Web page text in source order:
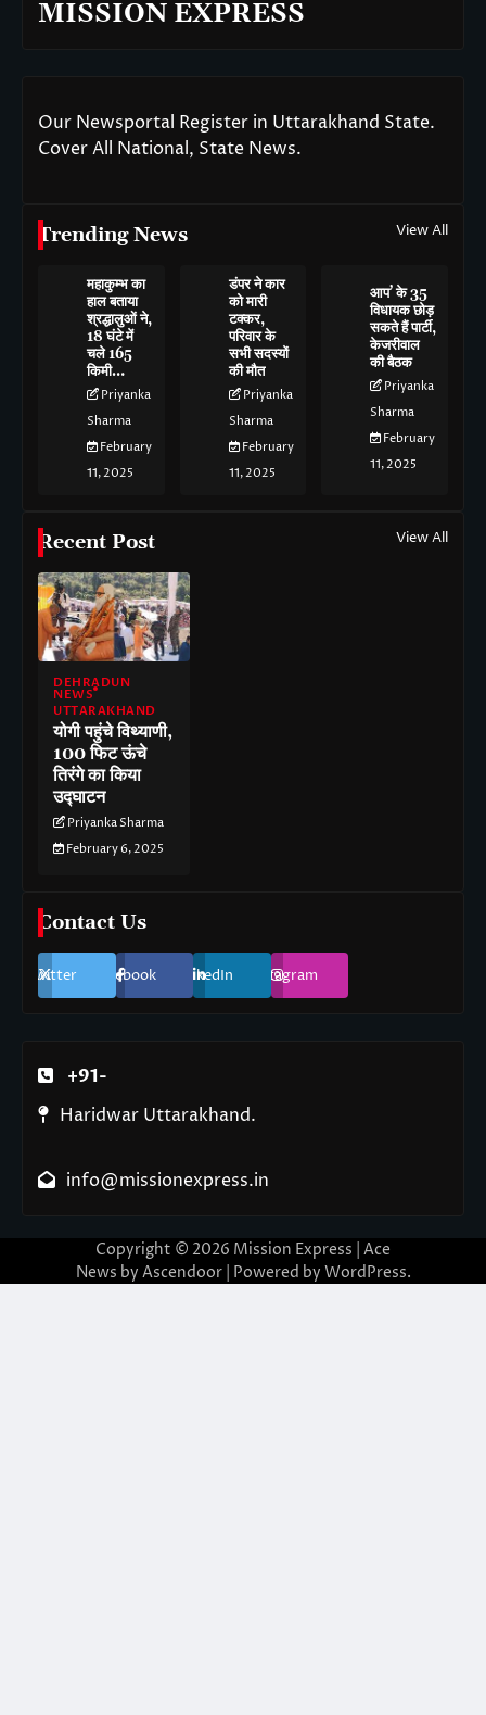
MISSION EXPRESS
Our Newsportal Register in Uttarakhand State.
Cover All National, State News.
Trending News View All
महाकुम्भ का
हाल बताया
श्रद्धालुओं ने,
18 घंटे में
चले 165
किमी…
Priyanka
Sharma
February
11, 2025
डंपर ने कार
को मारी
टक्कर,
परिवार के
सभी सदस्यों
की मौत
Priyanka
Sharma
February
11, 2025
आप’ के 35
विधायक छोड़
सकते हैं पार्टी,
केजरीवाल
की बैठक
Priyanka
Sharma
February
11, 2025
Recent Post View All
DEHRADUN
NEWS
UTTARAKHAND
योगी पहुंचे विथ्याणी,
100 फिट ऊंचे
तिरंगे का किया
उद्घाटन
Priyanka Sharma
February 6, 2025
Contact Us
Twitter Facebook LinkedIn Instagram
+91-
Haridwar Uttarakhand.
info@missionexpress.in
Copyright © 2026 Mission Express | Ace
News by Ascendoor| Powered by WordPress.